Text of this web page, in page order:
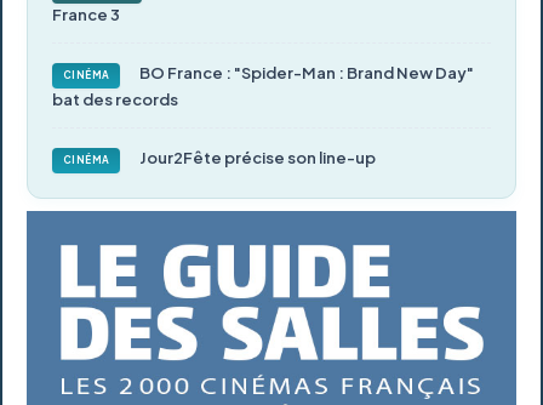
France 3
CINÉMA
BO France : "Spider-Man : Brand New Day"
bat des records
CINÉMA Jour2Fête précise son line-up